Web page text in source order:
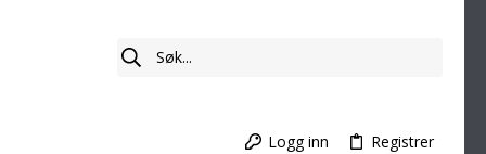
Logg inn Registrer